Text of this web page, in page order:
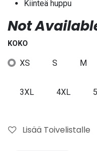
Kiinteä huppu
Not
KOKO
XS S M
3XL 4XL
Lisää Toivelistalle